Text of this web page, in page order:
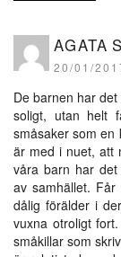
AGATA
20/01/
De barnen har
soligt, utan helt
småsaker som en
är med i nuet, att
våra barn har det
av samhället.
dålig förälder i
vuxna otroligt
småkillar som